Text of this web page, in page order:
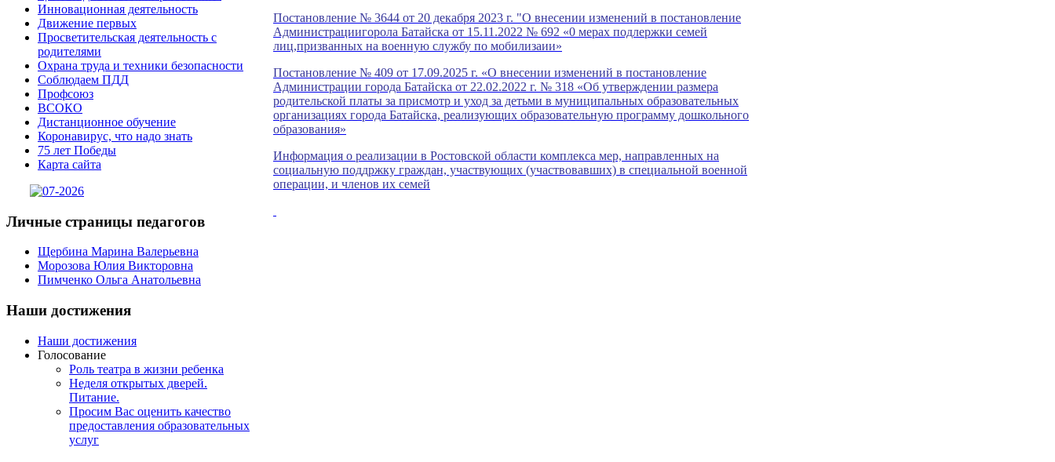
Инновационная деятельность
Движение первых
Просветительская деятельность с
родителями
Охрана труда и техники безопасности
Соблюдаем ПДД
Профсоюз
ВСОКО
Дистанционное обучение
Коронавирус, что надо знать
75 лет Победы
Карта сайта
Личные страницы педагогов
Щербина Марина Валерьевна
Морозова Юлия Викторовна
Пимченко Ольга Анатольевна
Наши достижения
Наши достижения
Голосование
Роль театра в жизни ребенка
Неделя открытых дверей.
Питание.
Просим Вас оценить качество
предоставления образовательных
услуг
Постановление № 3644 от 20 декабря 2023 г. "О внесении изменений в постановление
Администрациигорола Батайска от 15.11.2022 № 692 «0 мерах подлержки семей
лиц,призванных на военную службу по мобилизаии»
Постановление № 409 от 17.09.2025 г. «О внесении изменений в постановление
Администрации города Батайска от 22.02.2022 г. № 318 «Об утверждении размера
родительской платы за присмотр и уход за детьми в муниципальных образовательных
организациях города Батайска, реализующих образовательную программу дошкольного
образования»
Информация о реализации в Ростовской области комплекса мер, направленных на
социальную поддржку граждан, участвующих (участвовавших) в специальной военной
операции, и членов их семей